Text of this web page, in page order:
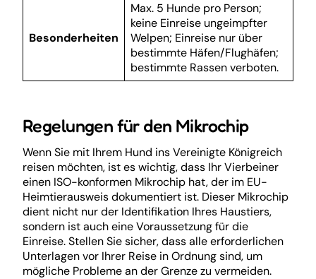
Besonderheiten
Max. 5 Hunde pro Person;
keine Einreise ungeimpfter
Welpen; Einreise nur über
bestimmte Häfen/Flughäfen;
bestimmte Rassen verboten.
Regelungen für den Mikrochip
Wenn Sie mit Ihrem Hund ins Vereinigte Königreich
reisen möchten, ist es wichtig, dass Ihr Vierbeiner
einen ISO-konformen Mikrochip hat, der im EU-
Heimtierausweis dokumentiert ist. Dieser Mikrochip
dient nicht nur der Identifikation Ihres Haustiers,
sondern ist auch eine Voraussetzung für die
Einreise. Stellen Sie sicher, dass alle erforderlichen
Unterlagen vor Ihrer Reise in Ordnung sind, um
mögliche Probleme an der Grenze zu vermeiden.